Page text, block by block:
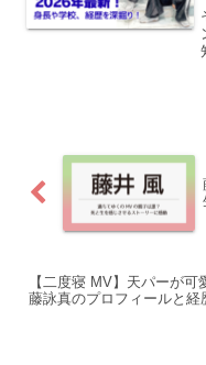
【二度寝 MV】天パーが可
藤詠真のプロフィールと経